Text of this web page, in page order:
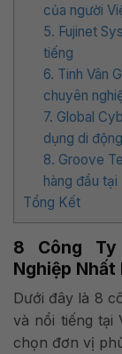
của người
5. Fujinet
tiếng
6. Tinh Vân
chuyên
7. Global
dụng di
8. Groove
hàng đầu tại
Tổng Kết
8 Công Ty
Nghiệp Nhất
Dưới đây là 8
và nổi tiếng tại
chọn đơn vị